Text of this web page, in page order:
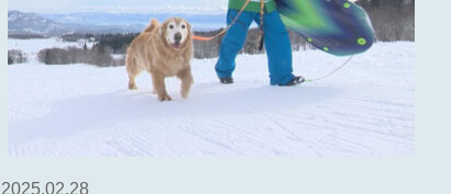
2025.02.28